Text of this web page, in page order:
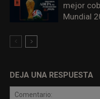
mejor
Mundial
DEJA UNA RESPUESTA